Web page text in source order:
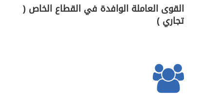
القوى العاملة الوافدة في القطاع الخاص (
تجاري )